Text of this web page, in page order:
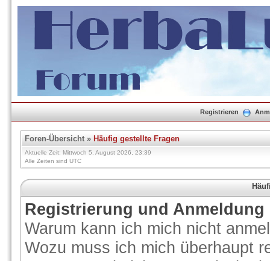
Registrieren
Foren-Übersicht» Häufig gestellte Fragen
Aktuelle Zeit: Mittwoch 5. August 2026, 23:39
Alle Zeiten sind UTC
Registrierung und Anmeldung
Warum kann ich mich nicht
Wozu muss ich mich überhaupt